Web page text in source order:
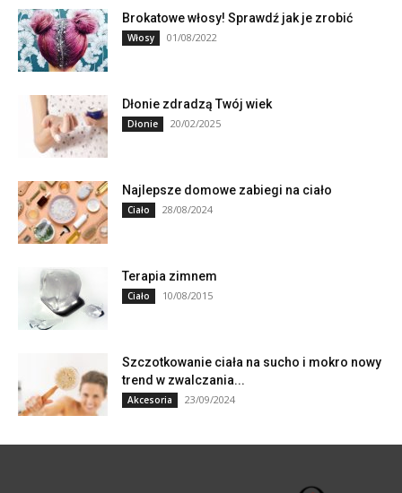
Brokatowe włosy! Sprawdź jak je zrobić
Włosy 01/08/2022
Dłonie zdradzą Twój wiek
Dłonie 20/02/2025
Najlepsze domowe zabiegi na ciało
Ciało 28/08/2024
Terapia zimnem
Ciało 10/08/2015
Szczotkowanie ciała na sucho i mokro nowy
trend w zwalczania...
Akcesoria 23/09/2024